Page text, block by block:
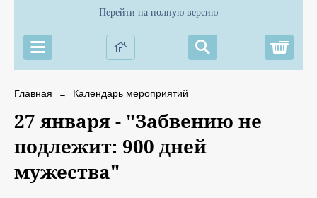
Перейти на полную версию
Главная → Календарь мероприятий
27 января - "Забвению не
подлежит: 900 дней
мужества"